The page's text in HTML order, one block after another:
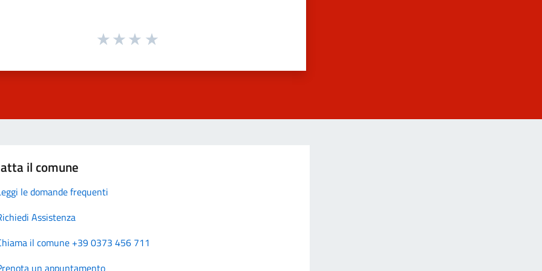
il comune
le domande frequenti
Assistenza
il comune +39 0373 456 711
un appuntamento